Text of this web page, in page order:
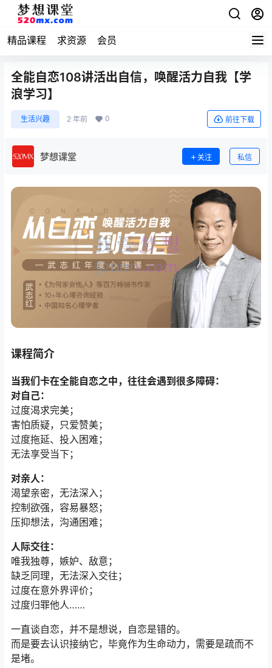
精品课程 求资源 会员
全能自恋108讲活出自信，唤醒活力自我【学
浪学习】
生活兴趣 2 年前 0 前往下载
梦想课堂 关注 私信
课程简介
当我们卡在全能自恋之中，往往会遇到很多障碍：
对自己：
过度渴求完美；
害怕质疑，只爱赞美；
过度拖延、投入困难；
无法享受当下；
对亲人：
渴望亲密，无法深入；
控制欲强，容易暴怒；
压抑想法，沟通困难；
人际交往：
唯我独尊，嫉妒、敌意；
缺乏同理，无法深入交往；
过度在意外界评价；
过度归罪他人……
一直谈自恋，并不是想说，自恋是错的。
而是要去认识接纳它，毕竟作为生命动力，需要是疏而不
是堵。